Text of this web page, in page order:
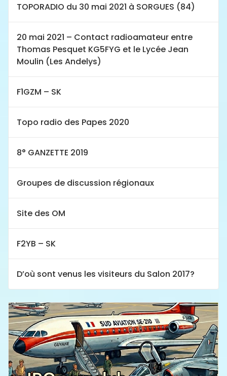
TOPORADIO du 30 mai 2021 à SORGUES (84)
20 mai 2021 – Contact radioamateur entre
Thomas Pesquet KG5FYG et le Lycée Jean
Moulin (Les Andelys)
F1GZM – SK
Topo radio des Papes 2020
8° GANZETTE 2019
Groupes de discussion régionaux
Site des OM
F2YB – SK
D’où sont venus les visiteurs du Salon 2017?